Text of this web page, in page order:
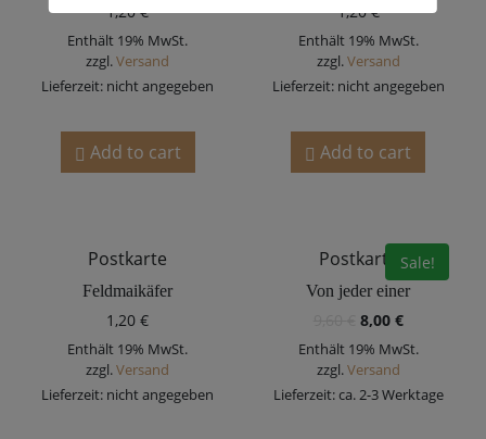
1,20€
Enthält 19% MwSt.
zzgl.Versand
Lieferzeit: nicht angegeben
Add to cart
1,20€
Enthält 19% MwSt.
zzgl.Versand
Lieferzeit: nicht angegeben
Add to cart
Postkarte
Feldmaikäfer
1,20€
Enthält 19% MwSt.
zzgl.Versand
Lieferzeit: nicht angegeben
Sale!
Postkarte
Von jeder einer
8,00 €
Enthält 19% MwSt.
zzgl.Versand
Lieferzeit: ca. 2-3 Werktage